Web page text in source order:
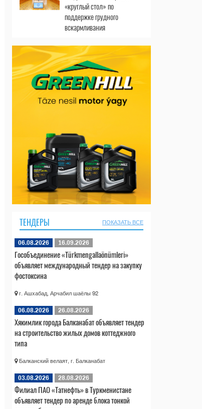
«круглый стол» по
поддержке грудного
вскармливания
ТЕНДЕРЫ ПОКАЗАТЬ ВСЕ
06.08.2026 16.09.2026
Гособъединение «Türkmengallaönümleri»
объявляет международный тендер на закупку
фостоксина
г. Ашхабад, Арчабил шаёлы 92
06.08.2026 26.08.2026
Хякимлик города Балканабат объявляет тендер
на строительство жилых домов коттеджного
типа
Балканский велаят, г. Балканабат
03.08.2026 28.08.2026
Филиал ПАО «Татнефть» в Туркменистане
объявляет тендер по аренде блока тонкой